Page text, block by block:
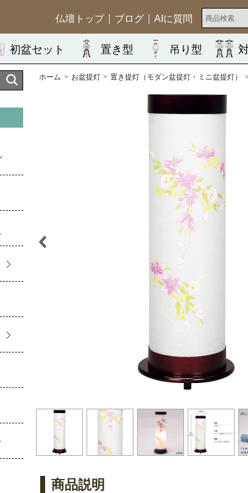
仏壇トップ ブログ AIに質問
初盆セット 置き型 吊り型
ホーム お盆提灯 置き提灯（モダン盆提灯・ミニ盆提灯）
商品説明